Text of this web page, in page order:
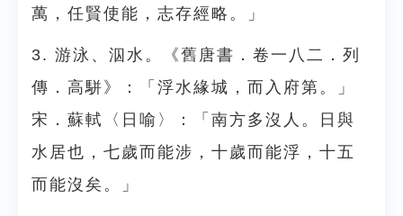
萬，任賢使能，志存經略。」
3. 游泳、泅水。《舊唐書．卷一八二．列
傳．高駢》：「浮水緣城，而入府第。」
宋．蘇軾〈日喻〉：「南方多沒人。日與
水居也，七歲而能涉，十歲而能浮，十五
而能沒矣。」